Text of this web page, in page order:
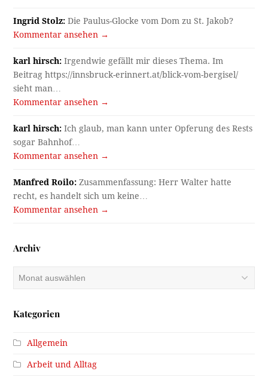
Ingrid Stolz: Die Paulus-Glocke vom Dom zu St. Jakob?
Kommentar ansehen →
karl hirsch: Irgendwie gefällt mir dieses Thema. Im
Beitrag https://innsbruck-erinnert.at/blick-vom-bergisel/
sieht man…
Kommentar ansehen →
karl hirsch: Ich glaub, man kann unter Opferung des Rests
sogar Bahnhof…
Kommentar ansehen →
Manfred Roilo: Zusammenfassung: Herr Walter hatte
recht, es handelt sich um keine…
Kommentar ansehen →
Archiv
Kategorien
Allgemein
Arbeit und Alltag